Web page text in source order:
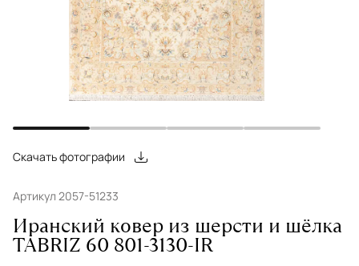
Скачать фотографии
Артикул 2057-51233
Иранский ковер из шерсти и шёлка
TABRIZ 60 801-3130-IR